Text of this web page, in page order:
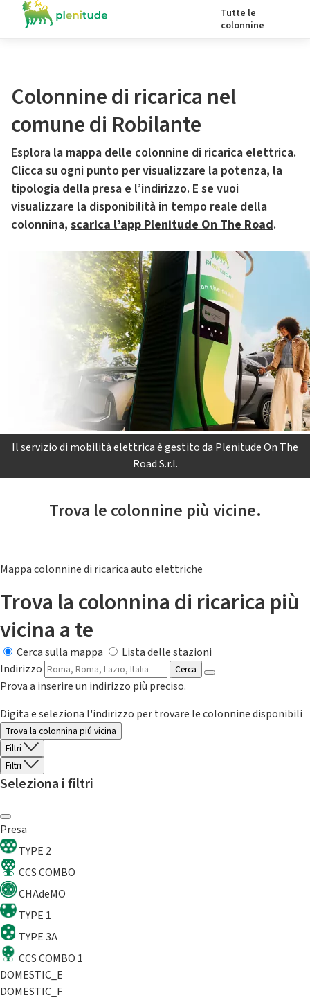
Tutte le
colonnine
Colonnine di ricarica nel
comune di Robilante
Esplora la mappa delle colonnine di ricarica elettrica.
Clicca su ogni punto per visualizzare la potenza, la
tipologia della presa e l’indirizzo. E se vuoi
visualizzare la disponibilità in tempo reale della
colonnina, scarica l’app Plenitude On The Road.
Il servizio di mobilità elettrica è gestito da Plenitude On The
Road S.r.l.
Trova le colonnine più vicine.
Mappa colonnine di ricarica auto elettriche
Trova la colonnina di ricarica più
vicina a te
Cerca sulla mappa
Lista delle stazioni
Indirizzo
Cerca
Prova a inserire un indirizzo più preciso.
Digita e seleziona l'indirizzo per trovare le colonnine disponibili
Trova la colonnina piú vicina
Filtri
Filtri
Seleziona i filtri
Presa
TYPE 2
CCS COMBO
CHAdeMO
TYPE 1
TYPE 3A
CCS COMBO 1
DOMESTIC_E
DOMESTIC_F